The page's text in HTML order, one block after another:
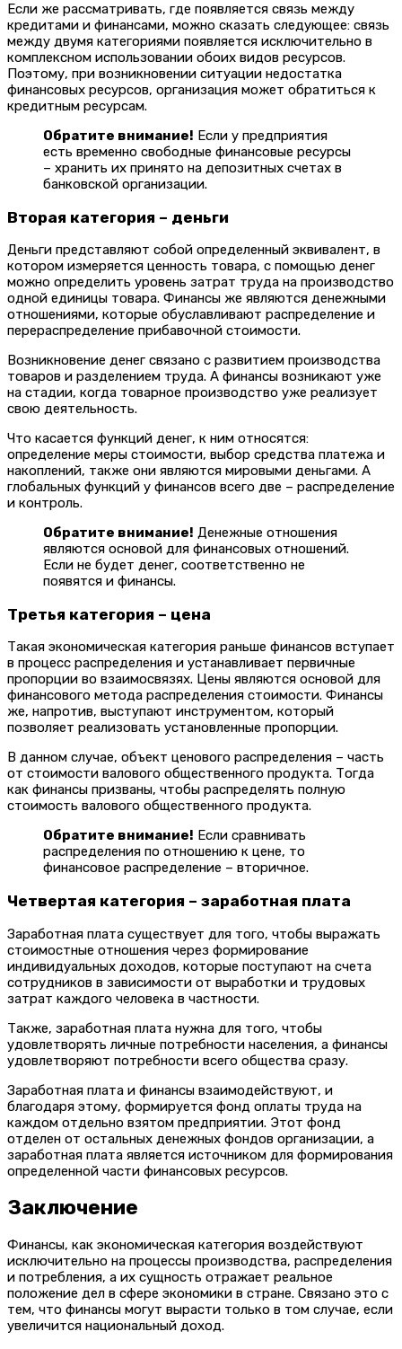
Если же рассматривать, где появляется связь между
кредитами и финансами, можно сказать следующее: связь
между двумя категориями появляется исключительно в
комплексном использовании обоих видов ресурсов.
Поэтому, при возникновении ситуации недостатка
финансовых ресурсов, организация может обратиться к
кредитным ресурсам.
Обратите внимание! Если у предприятия
есть временно свободные финансовые ресурсы
– хранить их принято на депозитных счетах в
банковской организации.
Вторая категория – деньги
Деньги представляют собой определенный эквивалент, в
котором измеряется ценность товара, с помощью денег
можно определить уровень затрат труда на производство
одной единицы товара. Финансы же являются денежными
отношениями, которые обуславливают распределение и
перераспределение прибавочной стоимости.
Возникновение денег связано с развитием производства
товаров и разделением труда. А финансы возникают уже
на стадии, когда товарное производство уже реализует
свою деятельность.
Что касается функций денег, к ним относятся:
определение меры стоимости, выбор средства платежа и
накоплений, также они являются мировыми деньгами. А
глобальных функций у финансов всего две – распределение
и контроль.
Обратите внимание! Денежные отношения
являются основой для финансовых отношений.
Если не будет денег, соответственно не
появятся и финансы.
Третья категория – цена
Такая экономическая категория раньше финансов вступает
в процесс распределения и устанавливает первичные
пропорции во взаимосвязях. Цены являются основой для
финансового метода распределения стоимости. Финансы
же, напротив, выступают инструментом, который
позволяет реализовать установленные пропорции.
В данном случае, объект ценового распределения – часть
от стоимости валового общественного продукта. Тогда
как финансы призваны, чтобы распределять полную
стоимость валового общественного продукта.
Обратите внимание! Если сравнивать
распределения по отношению к цене, то
финансовое распределение – вторичное.
Четвертая категория – заработная плата
Заработная плата существует для того, чтобы выражать
стоимостные отношения через формирование
индивидуальных доходов, которые поступают на счета
сотрудников в зависимости от выработки и трудовых
затрат каждого человека в частности.
Также, заработная плата нужна для того, чтобы
удовлетворять личные потребности населения, а финансы
удовлетворяют потребности всего общества сразу.
Заработная плата и финансы взаимодействуют, и
благодаря этому, формируется фонд оплаты труда на
каждом отдельно взятом предприятии. Этот фонд
отделен от остальных денежных фондов организации, а
заработная плата является источником для формирования
определенной части финансовых ресурсов.
Заключение
Финансы, как экономическая категория воздействуют
исключительно на процессы производства, распределения
и потребления, а их сущность отражает реальное
положение дел в сфере экономики в стране. Связано это с
тем, что финансы могут вырасти только в том случае, если
увеличится национальный доход.